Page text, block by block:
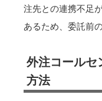
注先との連携不足
あるため、委託前
外注コールセ
方法